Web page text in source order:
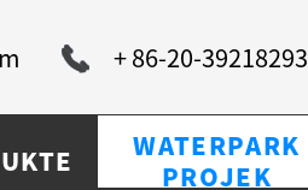
+ 86-20-39218293
WATERPARK
PROJEK